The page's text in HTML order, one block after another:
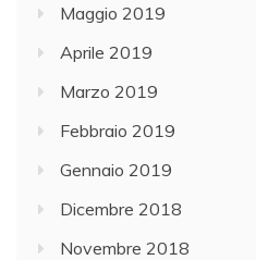
Maggio 2019
Aprile 2019
Marzo 2019
Febbraio 2019
Gennaio 2019
Dicembre 2018
Novembre 2018